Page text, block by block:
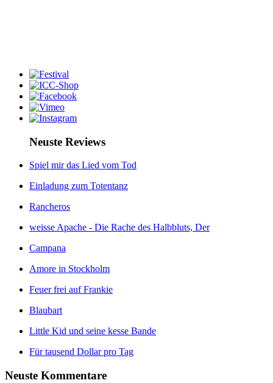
Neuste Reviews
Spiel mir das Lied vom Tod
Einladung zum Totentanz
Rancheros
weisse Apache - Die Rache des Halbbluts, Der
Campana
Amore in Stockholm
Feuer frei auf Frankie
Blaubart
Little Kid und seine kesse Bande
Für tausend Dollar pro Tag
Neuste Kommentare